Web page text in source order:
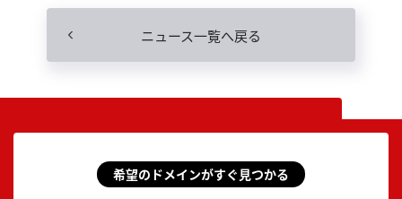
ニュース一覧へ戻る
希望のドメインがすぐ見つかる